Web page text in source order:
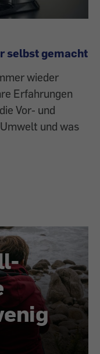
selbst gemacht
wieder
Erfahrungen
Vor- und
und was